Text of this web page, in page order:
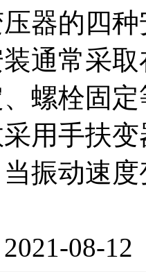
器的四
通常采
螺栓固
用手扶
振动速
08-